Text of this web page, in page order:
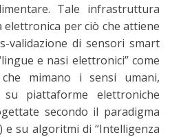
Tale infrastruttura
per ciò che attiene
validazione di sensori smart
e nasi elettronici” come
che mimano i sensi umani,
piattaforme elettroniche
secondo il paradigma
e su algoritmi di “Intelligenza